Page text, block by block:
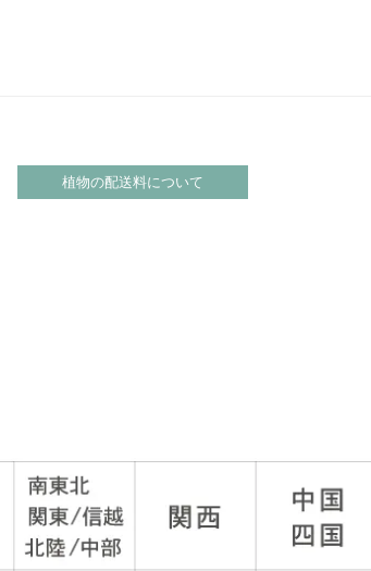
植物の配送料について